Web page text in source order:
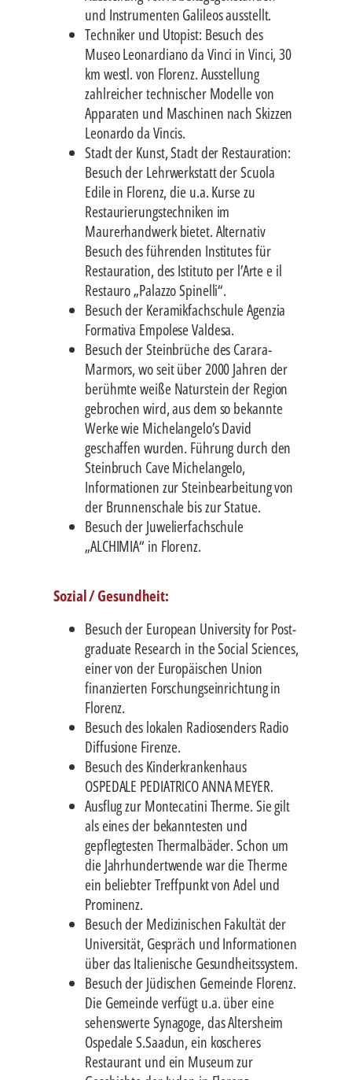
und Instrumenten Galileos ausstellt.
Techniker und Utopist: Besuch des
Museo Leonardiano da Vinci in Vinci, 30
km westl. von Florenz. Ausstellung
zahlreicher technischer Modelle von
Apparaten und Maschinen nach Skizzen
Leonardo da Vincis.
Stadt der Kunst, Stadt der Restauration:
Besuch der Lehrwerkstatt der Scuola
Edile in Florenz, die u.a. Kurse zu
Restaurierungstechniken im
Maurerhandwerk bietet. Alternativ
Besuch des führenden Institutes für
Restauration, des Istituto per l’Arte e il
Restauro „Palazzo Spinelli“.
Besuch der Keramikfachschule Agenzia
Formativa Empolese Valdesa.
Besuch der Steinbrüche des Carara-
Marmors, wo seit über 2000 Jahren der
berühmte weiße Naturstein der Region
gebrochen wird, aus dem so bekannte
Werke wie Michelangelo’s David
geschaffen wurden. Führung durch den
Steinbruch Cave Michelangelo,
Informationen zur Steinbearbeitung von
der Brunnenschale bis zur Statue.
Besuch der Juwelierfachschule
„ALCHIMIA“ in Florenz.
Sozial / Gesundheit:
Besuch der European University for Post-
graduate Research in the Social Sciences,
einer von der Europäischen Union
finanzierten Forschungseinrichtung in
Florenz.
Besuch des lokalen Radiosenders Radio
Diffusione Firenze.
Besuch des Kinderkrankenhaus
OSPEDALE PEDIATRICO ANNA MEYER.
Ausflug zur Montecatini Therme. Sie gilt
als eines der bekanntesten und
gepflegtesten Thermalbäder. Schon um
die Jahrhundertwende war die Therme
ein beliebter Treffpunkt von Adel und
Prominenz.
Besuch der Medizinischen Fakultät der
Universität, Gespräch und Informationen
über das Italienische Gesundheitssystem.
Besuch der Jüdischen Gemeinde Florenz.
Die Gemeinde verfügt u.a. über eine
sehenswerte Synagoge, das Altersheim
Ospedale S.Saadun, ein koscheres
Restaurant und ein Museum zur